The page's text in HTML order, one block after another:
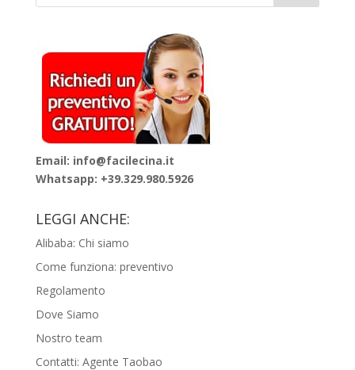
Email: info@facilecina.it
Whatsapp: +39.329.980.5926
LEGGI ANCHE:
Alibaba: Chi siamo
Come funziona: preventivo
Regolamento
Dove Siamo
Nostro team
Contatti: Agente Taobao